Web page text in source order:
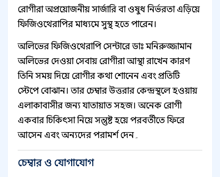
রোগীরা অপ্রয়োজনীয় সার্জারি বা ওষুধ নির্ভরতা এড়িয়ে
ফিজিওথেরাপির মাধ্যমে সুস্থ হতে পারেন।
অলিভের ফিজিওথেরাপি সেন্টারে ডাঃ মনিরুজ্জামান
অলিভের দেওয়া সেবায় রোগীরা আস্থা রাখেন কারণ
তিনি সময় দিয়ে রোগীর কথা শোনেন এবং প্রতিটি
স্টেপে বোঝান। তার চেম্বার উত্তরার কেন্দ্রস্থলে হওয়ায়
এলাকাবাসীর জন্য যাতায়াত সহজ। অনেক রোগী
একবার চিকিৎসা নিয়ে সন্তুষ্ট হয়ে পরবর্তীতে ফিরে
আসেন এবং অন্যদের পরামর্শ দেন۔
চেম্বার ও যোগাযোগ